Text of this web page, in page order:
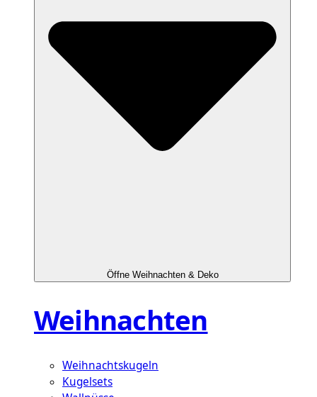
Öffne Weihnachten & Deko
Weihnachten
Weihnachtskugeln
Kugelsets